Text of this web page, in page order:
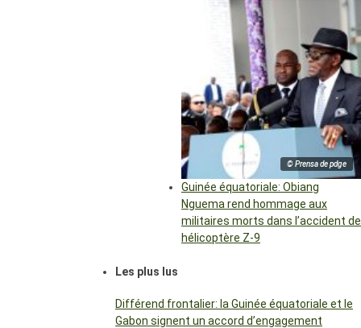
© Prensa de pdge
Guinée équatoriale: Obiang
Nguema rend hommage aux
militaires morts dans l’accident de
hélicoptère Z-9
Les plus lus
Différend frontalier: la Guinée équatoriale et le
Gabon signent un accord d’engagement